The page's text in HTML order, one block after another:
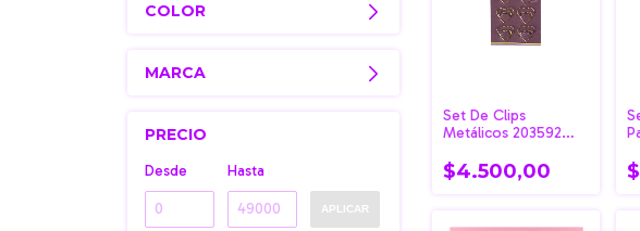
COLOR
MARCA
PRECIO
Desde Hasta
APLICAR
Set De Clips
Metálicos 203592
$4.500,00